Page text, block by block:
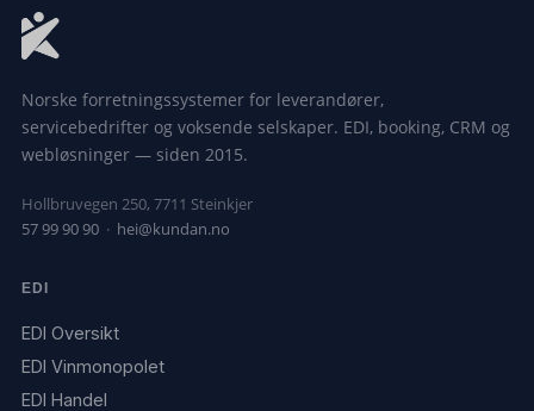
Norske forretningssystemer for leverandører,
servicebedrifter og voksende selskaper. EDI, booking, CRM og
webløsninger — siden 2015.
Hollbruvegen 250, 7711 Steinkjer
57 99 90 90 · hei@kundan.no
EDI
EDI Oversikt
EDI Vinmonopolet
EDI Handel